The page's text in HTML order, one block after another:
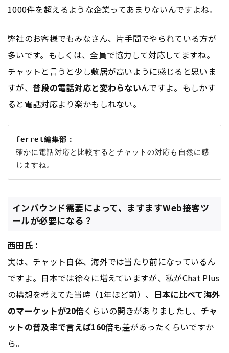
1000件を超えるような企業ってあまりないんですよね。
弊社のお客様でもみなさん、片手間でやられている方が
多いです。もしくは、全員で協力して対応してますね。
チャットと言うと少し敷居が高いように感じると思いま
すが、 普段の電話対応と変わらないんですよ。もしかす
ると電話対応より楽かもしれない。
ferret編集部：
確かに電話対応と比較するとチャットの対応も自然に感
インバウンド需要によって、ますますWeb接客ツ
ールが必要になる？
西田氏：
実は、チャット自体、海外では当たり前になっているん
ですよ。日本では徐々に増えていますが、私がChat Plus
の構想を考えてた当時（1年ほど前）、 日本に比べて海外
のマーケットが20倍くらいの開きがありましたし、 チャ
ットの普及率で言えば160倍も差があったくらいですか
ら。